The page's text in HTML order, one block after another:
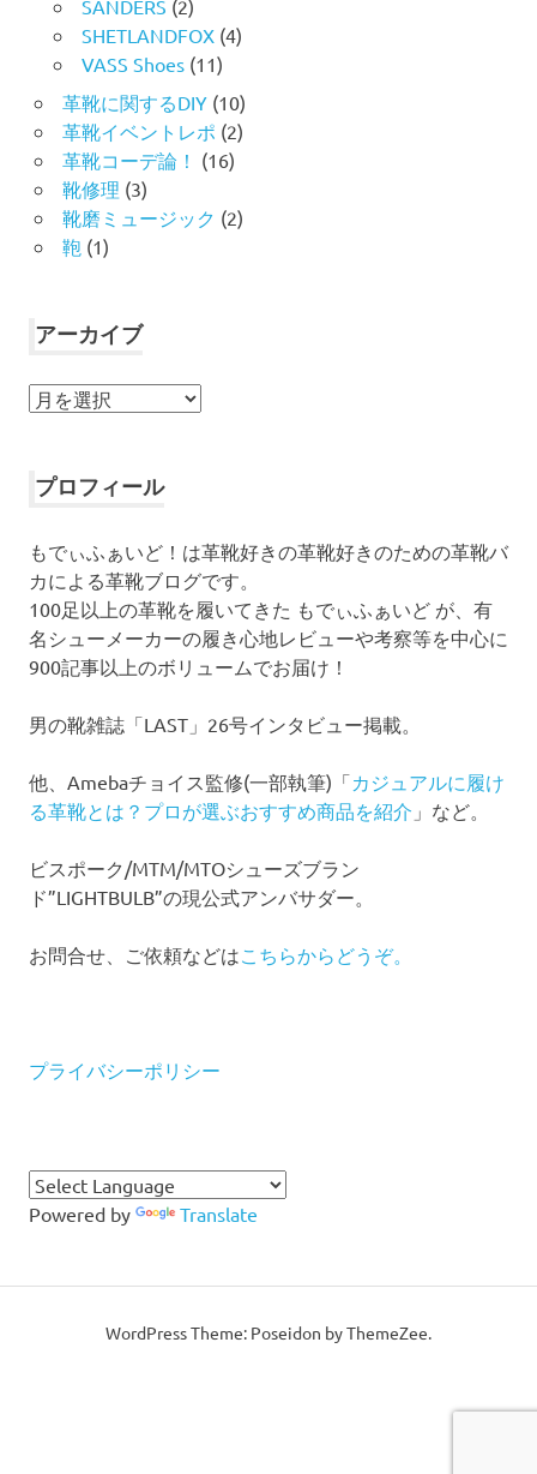
SANDERS (2)
SHETLANDFOX(4)
VASS Shoes(11)
革靴に関するDIY(10)
革靴イベントレポ (2)
革靴コーデ論！ (16)
靴修理 (3)
靴磨ミュージック (2)
鞄 (1)
アーカイブ
ア
イ
プロフィール
もでぃふぁいど！は革靴好きの革靴好きのための革靴バ
カによる革靴ブログです。
100足以上の革靴を履いてきた もでぃふぁいど が、有
名シューメーカーの履き心地レビューや考察等を中心に
900記事以上のボリュームでお届け！
男の靴雑誌「LAST」26号インタビュー掲載。
他、Amebaチョイス監修(一部執筆)「カジュアルに履け
る革靴とは？プロが選ぶおすすめ商品を紹介 」など。
ビスポーク/MTM/MTOシューズブラン
ド”LIGHTBULB”の現公式アンバサダー。
お問合せ、ご依頼などは こちらからどうぞ。
プライバシーポリシー
Powered by Translate
WordPress Theme: Poseidon by ThemeZee.